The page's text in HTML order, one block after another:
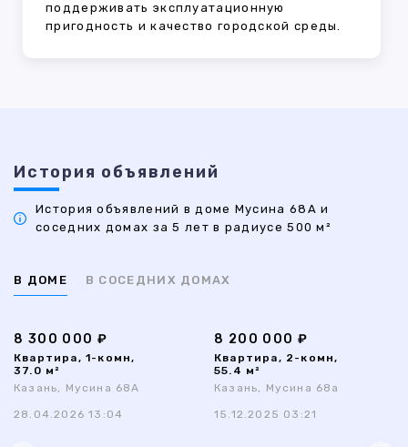
поддерживать эксплуатационную
пригодность и качество городской среды.
История объявлений
История объявлений в доме Мусина 68А и
соседних домах за 5 лет в радиусе 500 м²
В ДОМЕ В СОСЕДНИХ ДОМАХ
8 300 000 ₽
Квартира, 1-комн,
37.0 м²
Казань, Мусина 68А
28.04.2026 13:04
8 200 000 ₽
Квартира, 2-комн,
55.4 м²
Казань, Мусина 68а
15.12.2025 03:21